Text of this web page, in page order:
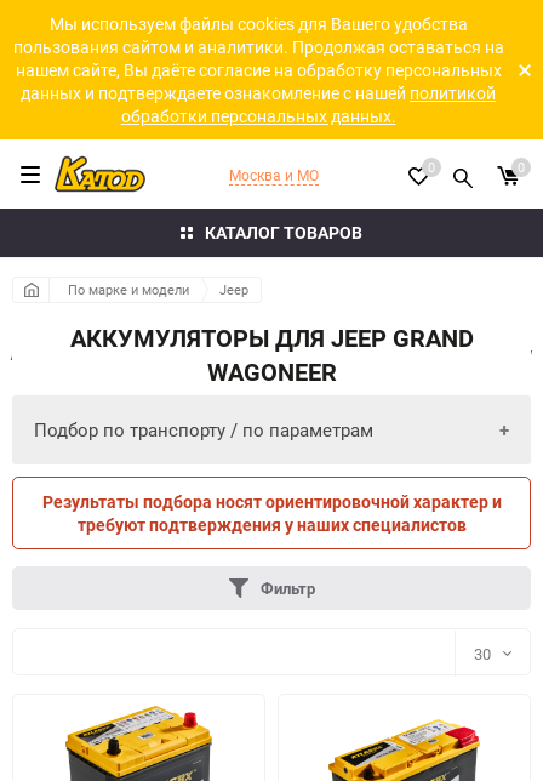
Мы используем файлы cookies для Вашего удобства
пользования сайтом и аналитики. Продолжая оставаться на
нашем сайте, Вы даёте согласие на обработку персональных
данных и подтверждаете ознакомление с нашей политикой
обработки персональных данных.
КАТАЛОГ ТОВАРОВ
Москва и МО 0 0
По марке и модели Jeep
АККУМУЛЯТОРЫ ДЛЯ JEEP GRAND
WAGONEER
Подбор по транспорту / по параметрам
ПО ТРАНСПОРТУ ПО ПАРАМЕТРАМ
Результаты подбора носят ориентировочной характер и
требуют подтверждения у наших специалистов
Фильтр
30
30
60